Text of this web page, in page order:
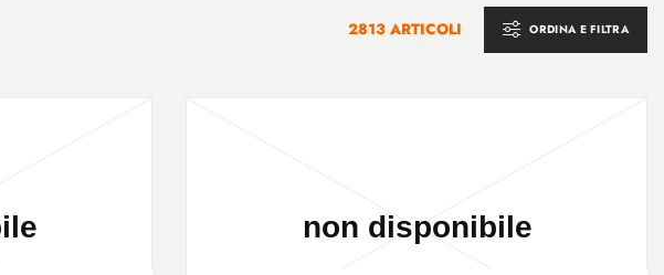
2813 ARTICOLI ORDINA E FILTRA